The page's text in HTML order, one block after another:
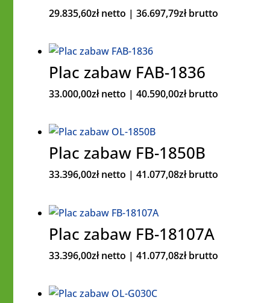
29.835,60zł netto | 36.697,79złbrutto
Plac zabaw FAB-1836
33.000,00zł netto | 40.590,00złbrutto
Plac zabaw FB-1850B
33.396,00zł netto | 41.077,08złbrutto
Plac zabaw FB-18107A
33.396,00zł netto | 41.077,08złbrutto